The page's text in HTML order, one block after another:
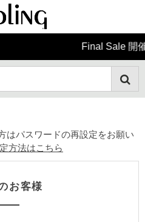
Final Sale 開催中
はパスワードの再設定をお願い
方法はこちら
お客様